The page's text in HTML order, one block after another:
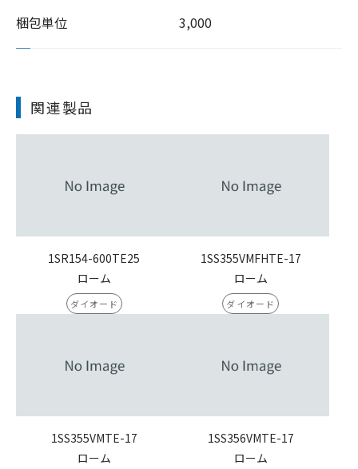
梱包単位 3,000
関連製品
1SR154-600TE25
ローム
ダイオード
1SS355VMFHTE-17
ローム
ダイオード
1SS355VMTE-17
ローム
1SS356VMTE-17
ローム